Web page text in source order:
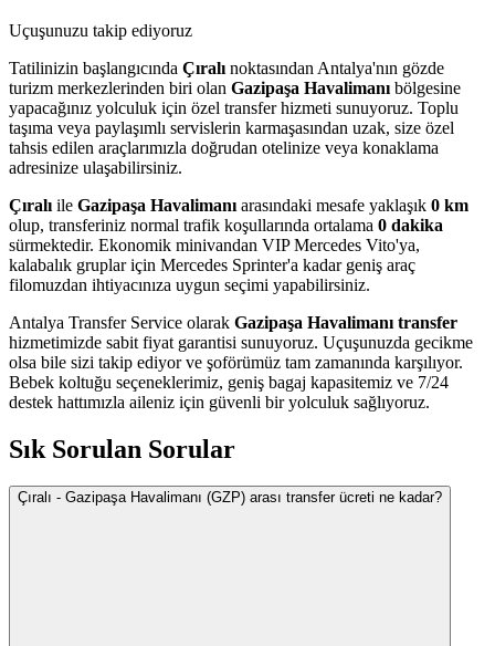
Uçuşunuzu takip ediyoruz
Tatilinizin başlangıcında Çıralı noktasından Antalya'nın gözde
turizm merkezlerinden biri olan Gazipaşa Havalimanı bölgesine
yapacağınız yolculuk için özel transfer hizmeti sunuyoruz. Toplu
taşıma veya paylaşımlı servislerin karmaşasından uzak, size özel
tahsis edilen araçlarımızla doğrudan otelinize veya konaklama
adresinize ulaşabilirsiniz.
Çıralı ile Gazipaşa Havalimanı arasındaki mesafe yaklaşık 0 km
olup, transferiniz normal trafik koşullarında ortalama 0 dakika
sürmektedir. Ekonomik minivandan VIP Mercedes Vito'ya,
kalabalık gruplar için Mercedes Sprinter'a kadar geniş araç
filomuzdan ihtiyacınıza uygun seçimi yapabilirsiniz.
Antalya Transfer Service olarak Gazipaşa Havalimanı transfer
hizmetimizde sabit fiyat garantisi sunuyoruz. Uçuşunuzda gecikme
olsa bile sizi takip ediyor ve şoförümüz tam zamanında karşılıyor.
Bebek koltuğu seçeneklerimiz, geniş bagaj kapasitemiz ve 7/24
destek hattımızla aileniz için güvenli bir yolculuk sağlıyoruz.
Sık Sorulan Sorular
Çıralı - Gazipaşa Havalimanı (GZP) arası transfer ücreti ne kadar?